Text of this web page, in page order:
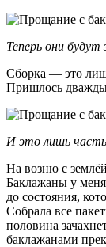
Теперь они
Сборка — это
Пришлось дважды
И это лишь
На возню с
Баклажаны у
до состояния,
Собрала все
половина
баклажанами